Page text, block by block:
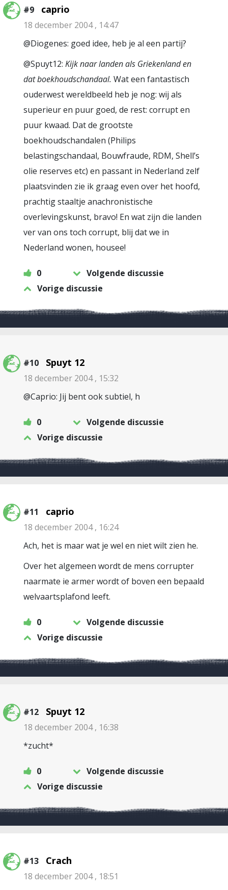
#9 caprio
18 december 2004 , 14:47
@Diogenes: goed idee, heb je al een partij?
@Spuyt12: Kijk naar landen als Griekenland en
dat boekhoudschandaal. Wat een fantastisch
ouderwest wereldbeeld heb je nog: wij als
superieur en puur goed, de rest: corrupt en
puur kwaad. Dat de grootste
boekhoudschandalen (Philips
belastingschandaal, Bouwfraude, RDM, Shell’s
olie reserves etc) en passant in Nederland zelf
plaatsvinden zie ik graag even over het hoofd,
prachtig staaltje anachronistische
overlevingskunst, bravo! En wat zijn die landen
ver van ons toch corrupt, blij dat we in
Nederland wonen, housee!
0
Volgende discussie
Vorige discussie
#10 Spuyt 12
18 december 2004 , 15:32
@Caprio: Jij bent ook subtiel, h
0
Volgende discussie
Vorige discussie
#11 caprio
18 december 2004 , 16:24
Ach, het is maar wat je wel en niet wilt zien he.
Over het algemeen wordt de mens corrupter
naarmate ie armer wordt of boven een bepaald
welvaartsplafond leeft.
0
Volgende discussie
Vorige discussie
#12 Spuyt 12
18 december 2004 , 16:38
*zucht*
0
Volgende discussie
Vorige discussie
#13 Crach
18 december 2004 , 18:51